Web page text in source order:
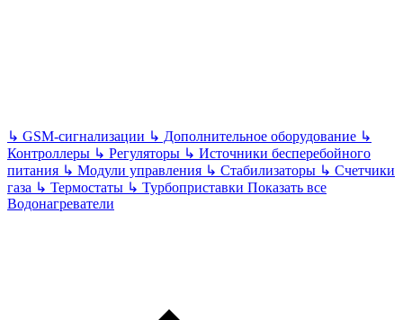
↳ GSM-сигнализации ↳ Дополнительное оборудование ↳
Контроллеры ↳ Регуляторы ↳ Источники бесперебойного
питания ↳ Модули управления ↳ Стабилизаторы ↳ Счетчики
газа ↳ Термостаты ↳ Турбоприставки Показать все
Водонагреватели